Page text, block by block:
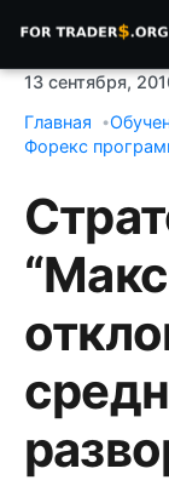
13 сентября,
Главная
Форекс